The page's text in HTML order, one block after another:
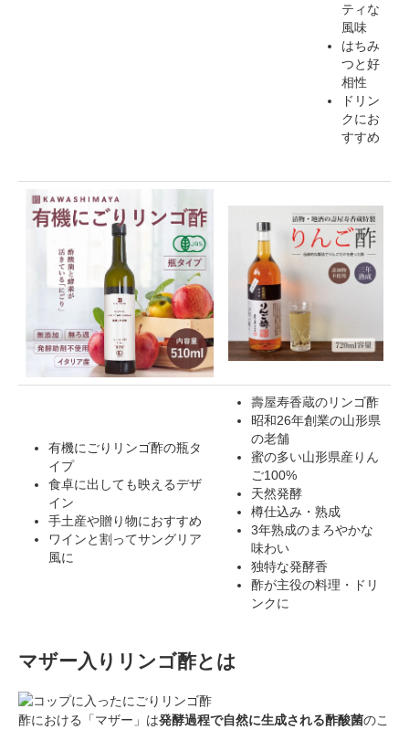
ティな
風味
はちみ
つと好
相性
ドリン
クにお
すすめ
有機にごりリンゴ酢の瓶タ
イプ
食卓に出しても映えるデザ
イン
手土産や贈り物におすすめ
ワインと割ってサングリア
風に
壽屋寿香蔵のリンゴ酢
昭和26年創業の山形県
の老舗
蜜の多い山形県産りん
ご100%
天然発酵
樽仕込み・熟成
3年熟成のまろやかな
味わい
独特な発酵香
酢が主役の料理・ドリ
ンクに
マザー入りリンゴ酢とは
酢における「マザー」は発酵過程で自然に生成される酢酸菌のこ